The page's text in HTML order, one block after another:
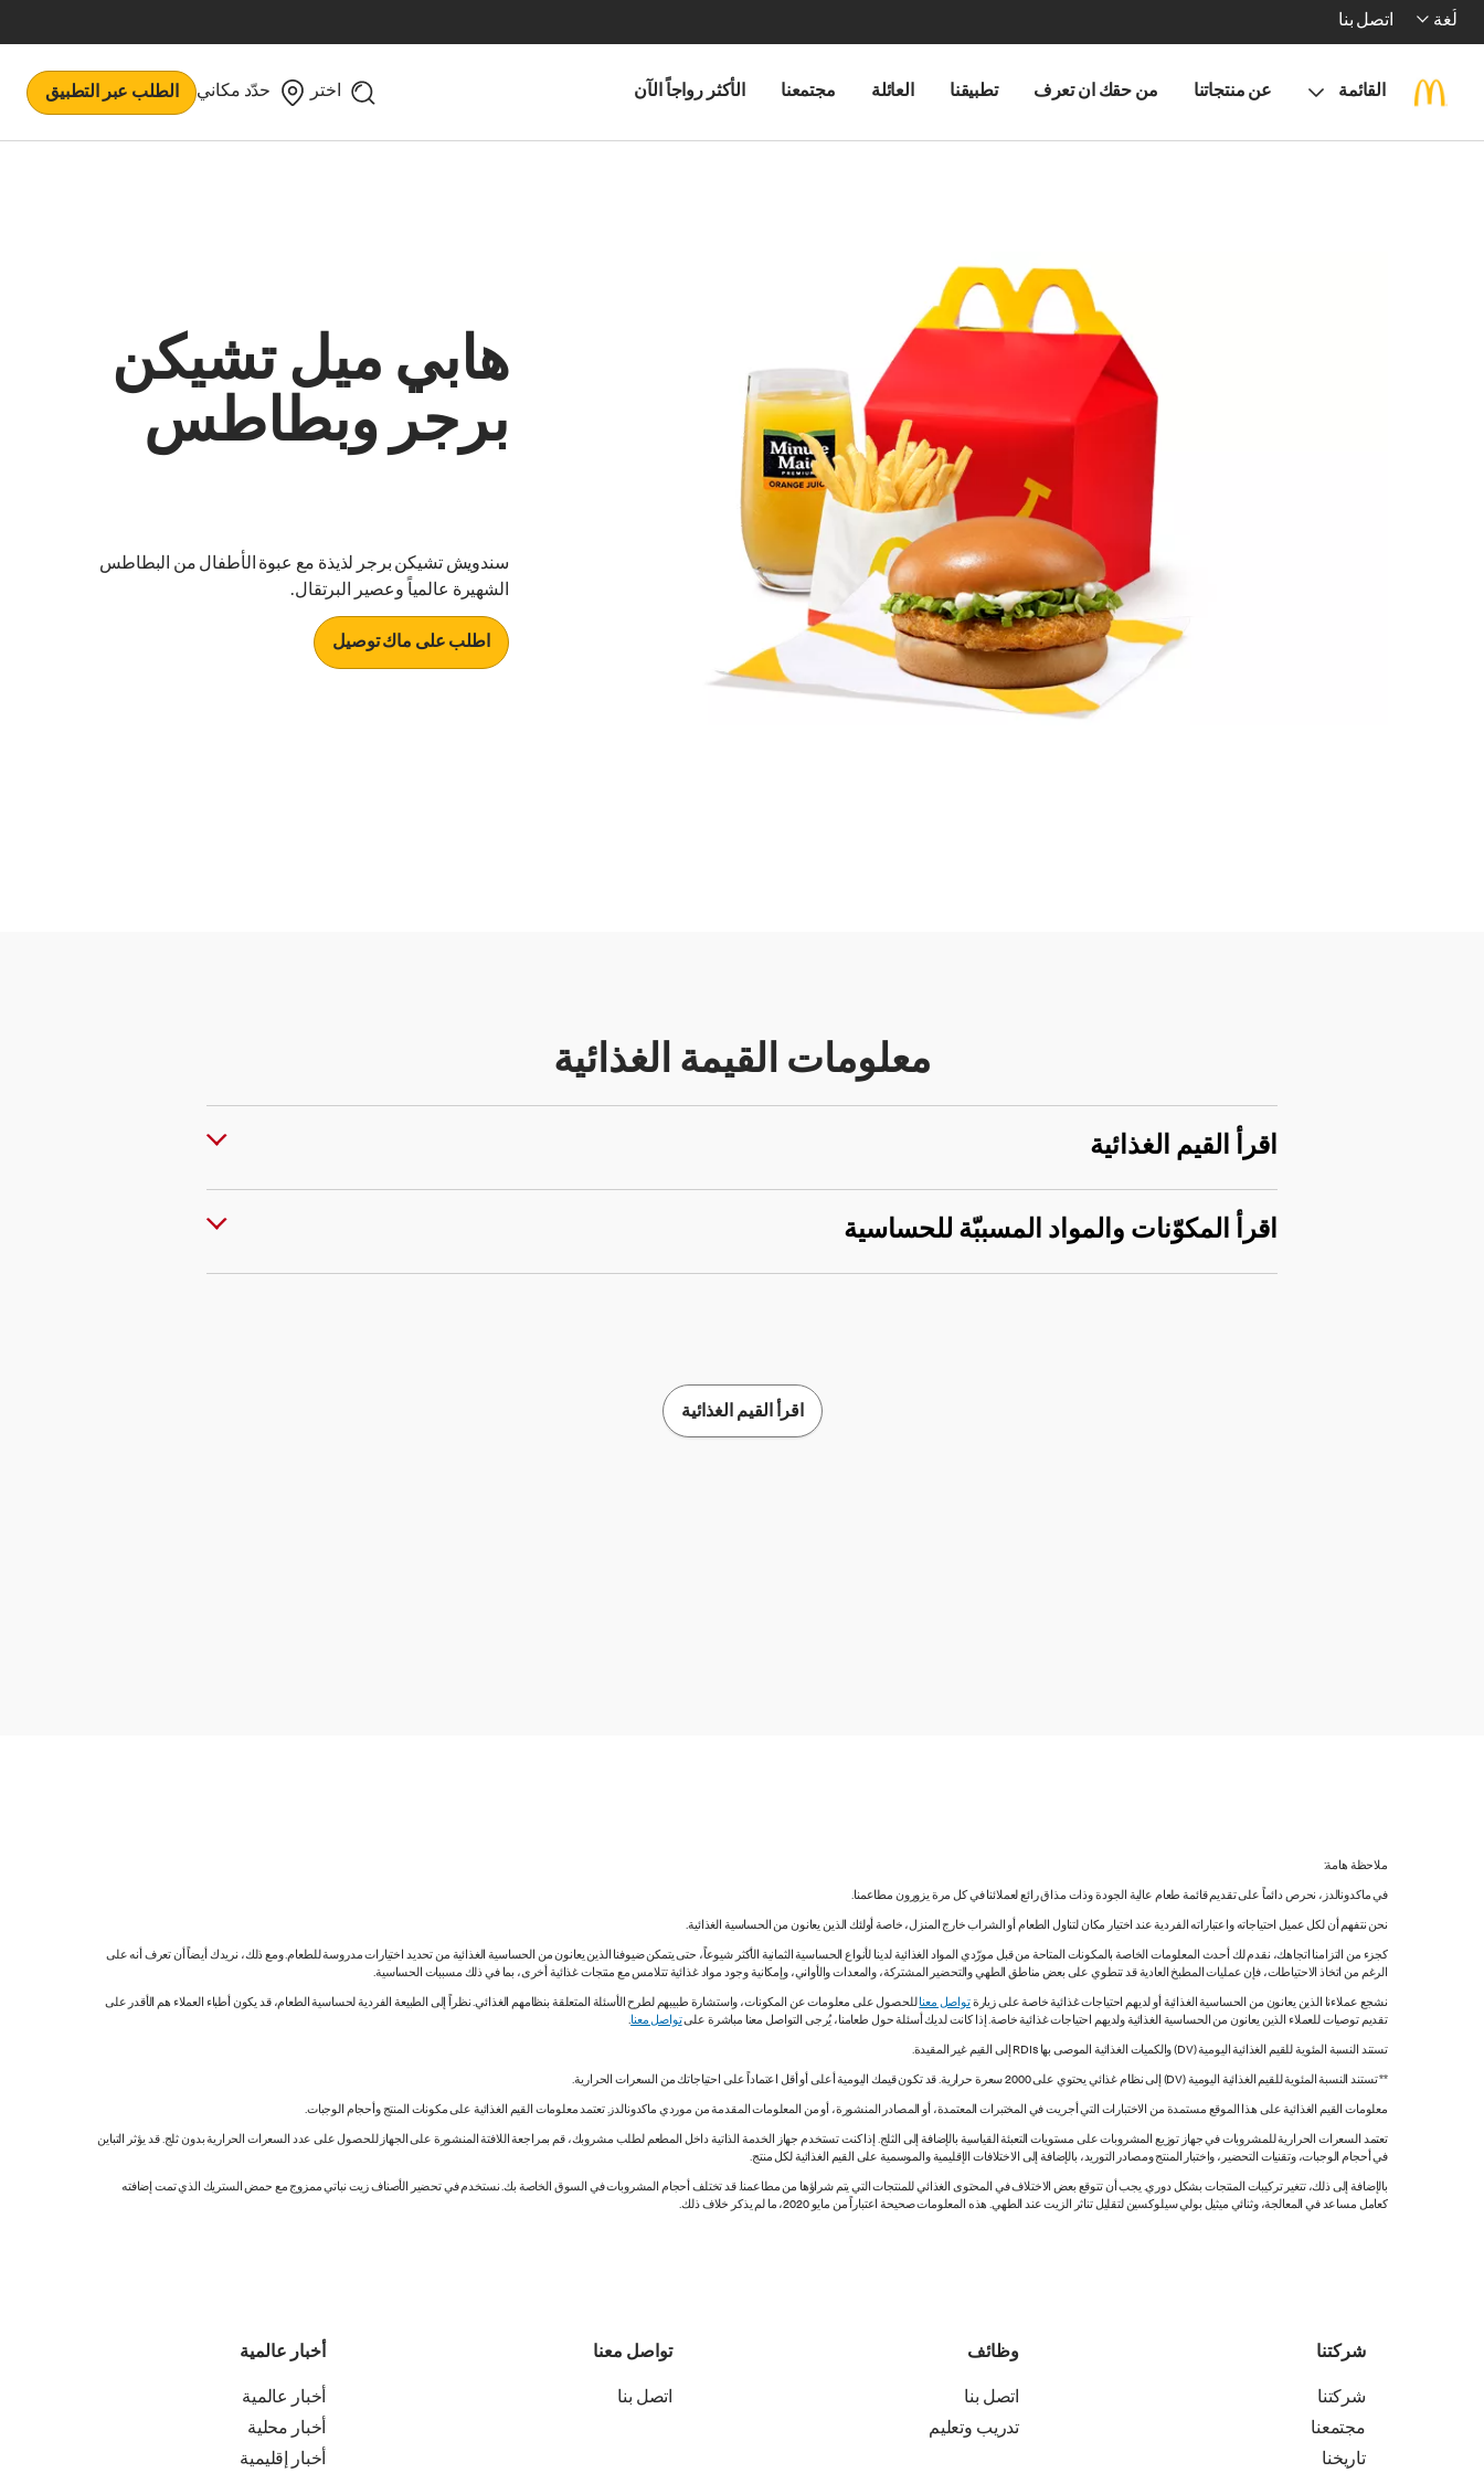
لُغة اتصل بنا
القائمة عن منتجاتنا من حقك ان تعرف تطبيقنا العائلة مجتمعنا الأكثر رواجاً الآن اختر حدّد مكاني الطلب عبر التطبيق
هابي ميل تشيكن
برجر وبطاطس
سندويش تشيكن برجر لذيذة مع عبوة الأطفال من البطاطس
الشهيرة عالمياً وعصير البرتقال.
اطلب على ماك توصيل
معلومات القيمة الغذائية
اقرأ القيم الغذائية
اقرأ المكوّنات والمواد المسببّة للحساسية
اقرأ القيم الغذائية
ملاحظة هامة:
في ماكدونالدز، نحرص دائماً على تقديم قائمة طعام عالية الجودة وذات مذاق رائع لعملائنا في كل مرة يزورون مطاعمنا.
نحن نتفهم أن لكل عميل احتياجاته واعتباراته الفردية عند اختيار مكان لتناول الطعام أو الشراب خارج المنزل، خاصة أولئك الذين يعانون من الحساسية الغذائية.
كجزء من التزامنا اتجاهك، نقدم لك أحدث المعلومات الخاصة بالمكونات المتاحة من قبل مورّدي المواد الغذائية لدينا لأنواع الحساسية الثمانية الأكثر شيوعاً، حتى يتمكن ضيوفنا الذين يعانون من الحساسية الغذائية من تحديد اختيارات مدروسة للطعام. ومع ذلك، نريدك أيضاً أن تعرف أنه على
الرغم من اتخاذ الاحتياطات، فإن عمليات المطبخ العادية قد تنطوي على بعض مناطق الطهي والتحضير المشتركة، والمعدات والأواني، وإمكانية وجود مواد غذائية تتلامس مع منتجات غذائية أخرى، بما في ذلك مسببات الحساسية.
نشجع عملاءنا الذين يعانون من الحساسية الغذائية أو لديهم احتياجات غذائية خاصة على زيارةتواصل معناللحصول على معلومات عن المكونات، واستشارة طبيبهم لطرح الأسئلة المتعلقة بنظامهم الغذائي. نظراً إلى الطبيعة الفردية لحساسية الطعام، قد يكون أطباء العملاء هم الأقدر على
تقديم توصيات للعملاء الذين يعانون من الحساسية الغذائية ولديهم احتياجات غذائية خاصة. إذا كانت لديك أسئلة حول طعامنا، يُرجى التواصل معنا مباشرة علىتواصل معنا.
تستند النسبة المئوية للقيم الغذائية اليومية (DV) والكميات الغذائية الموصى بها RDIs إلى القيم غير المقيدة.
** تستند النسبة المئوية للقيم الغذائية اليومية (DV) إلى نظام غذائي يحتوي على 2000 سعرة حرارية. قد تكون قيمك اليومية أعلى أو أقل اعتماداً على احتياجاتك من السعرات الحرارية.
معلومات القيم الغذائية على هذا الموقع مستمدة من الاختبارات التي أجريت في المختبرات المعتمدة، أو المصادر المنشورة، أو من المعلومات المقدمة من موردي ماكدونالدز. تعتمد معلومات القيم الغذائية على مكونات المنتج وأحجام الوجبات.
تعتمد السعرات الحرارية للمشروبات في جهاز توزيع المشروبات على مستويات التعبئة القياسية بالإضافة إلى الثلج. إذا كنت تستخدم جهاز الخدمة الذاتية داخل المطعم لطلب مشروبك، قم بمراجعة اللافتة المنشورة على الجهاز للحصول على عدد السعرات الحرارية بدون ثلج. قد يؤثر التباين
في أحجام الوجبات، وتقنيات التحضير، واختبار المنتج ومصادر التوريد، بالإضافة إلى الاختلافات الإقليمية والموسمية على القيم الغذائية لكل منتج.
بالإضافة إلى ذلك، تتغير تركيبات المنتجات بشكل دوري. يجب أن تتوقع بعض الاختلاف في المحتوى الغذائي للمنتجات التي يتم شراؤها من مطاعمنا. قد تختلف أحجام المشروبات في السوق الخاصة بك. نستخدم في تحضير الأصناف زيت نباتي ممزوج مع حمض الستريك الذي تمت إضافته
كعامل مساعد في المعالجة، وثنائي ميثيل بولي سيلوكسين لتقليل تناثر الزيت عند الطهي. هذه المعلومات صحيحة اعتباراً من مايو 2020، ما لم يذكر خلاف ذلك.
شركتنا
شركتنا
مجتمعنا
تاريخنا
وظائف
اتصل بنا
تدريب وتعليم
تواصل معنا
اتصل بنا
أخبار عالمية
أخبار عالمية
أخبار محلية
أخبار إقليمية